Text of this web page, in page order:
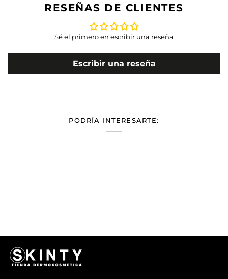
RESEÑAS DE CLIENTES
Sé el primero en escribir una reseña
Escribir una reseña
PODRÍA INTERESARTE: